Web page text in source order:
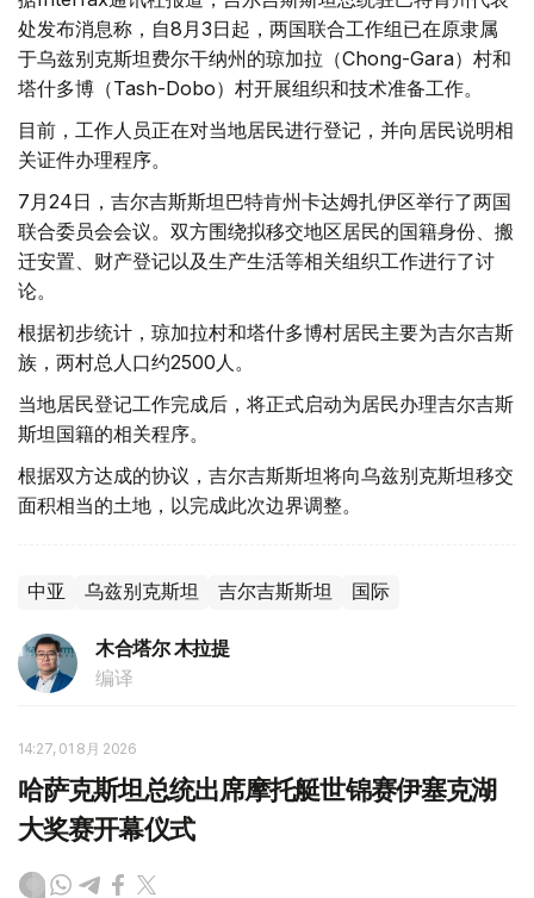
处发布消息称，自8月3日起，两国联合工作组已在原隶属
于乌兹别克斯坦费尔干纳州的琼加拉（Chong-Gara）村和
塔什多博（Tash-Dobo）村开展组织和技术准备工作。
目前，工作人员正在对当地居民进行登记，并向居民说明相
关证件办理程序。
7月24日，吉尔吉斯斯坦巴特肯州卡达姆扎伊区举行了两国
联合委员会会议。双方围绕拟移交地区居民的国籍身份、搬
迁安置、财产登记以及生产生活等相关组织工作进行了讨
论。
根据初步统计，琼加拉村和塔什多博村居民主要为吉尔吉斯
族，两村总人口约2500人。
当地居民登记工作完成后，将正式启动为居民办理吉尔吉斯
斯坦国籍的相关程序。
根据双方达成的协议，吉尔吉斯斯坦将向乌兹别克斯坦移交
面积相当的土地，以完成此次边界调整。
中亚 乌兹别克斯坦 吉尔吉斯斯坦 国际
木合塔尔 木拉提
编译
14:27, 01 8月 2026
哈萨克斯坦总统出席摩托艇世锦赛伊塞克湖
大奖赛开幕仪式